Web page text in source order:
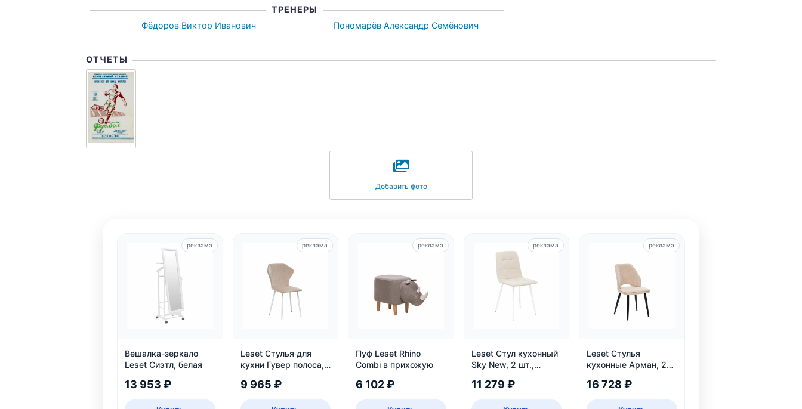
ТРЕНЕРЫ
Фёдоров Виктор Иванович
Пономарёв Александр Семёнович
ОТЧЕТЫ
Добавить фото
Вешалка-зеркало
Leset Сиэтл, белая
13 953 ₽
реклама
Leset Стулья для
кухни Гувер полоса,
9 965 ₽
реклама
Пуф Leset Rhino
Combi в прихожую
6 102 ₽
реклама
Leset Стул кухонный
Sky New, 2 шт.,
11 279 ₽
реклама
Leset Стулья
кухонные Арман, 2
16 728 ₽
реклама